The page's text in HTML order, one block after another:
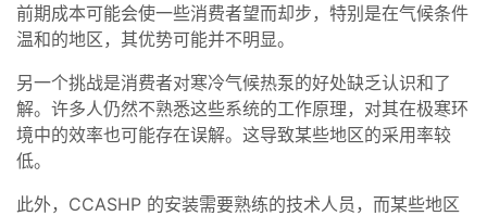
前期成本可能会使一些消费者望而却步，特别是在气候条件
温和的地区，其优势可能并不明显。
另一个挑战是消费者对寒冷气候热泵的好处缺乏认识和了
解。许多人仍然不熟悉这些系统的工作原理，对其在极寒环
境中的效率也可能存在误解。这导致某些地区的采用率较
低。
此外，CCASHP 的安装需要熟练的技术人员，而某些地区